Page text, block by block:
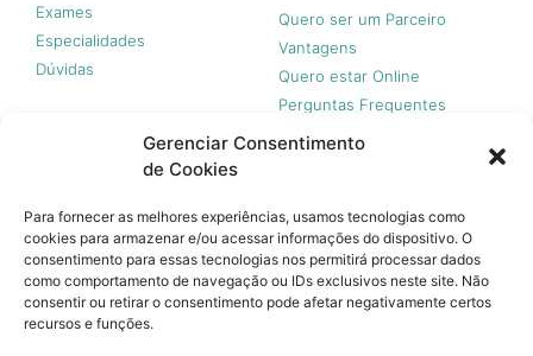
Gerenciar Consentimento
de Cookies
Para fornecer as melhores experiências, usamos tecnologias como
cookies para armazenar e/ou acessar informações do dispositivo. O
consentimento para essas tecnologias nos permitirá processar dados
como comportamento de navegação ou IDs exclusivos neste site. Não
consentir ou retirar o consentimento pode afetar negativamente certos
recursos e funções.
Exames
Especialidades
Dúvidas
Quero ser um Parceiro
Vantagens
Quero estar Online
Perguntas Frequentes